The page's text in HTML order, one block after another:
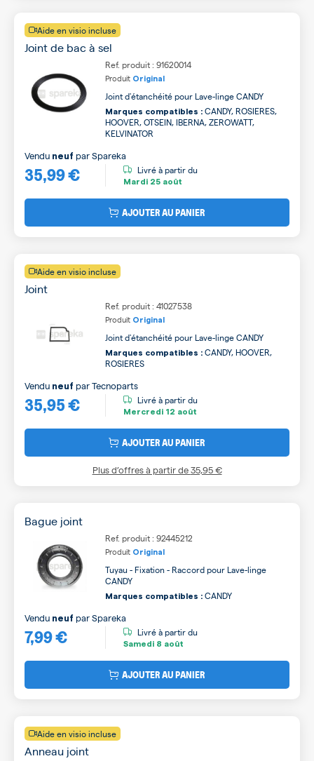
Aide en visio incluse
Joint de bac à sel
Ref. produit : 91620014
Produit Original
Joint d'étanchéité pour Lave-linge CANDY
Marques compatibles : CANDY, ROSIERES,
HOOVER, OTSEIN, IBERNA, ZEROWATT,
KELVINATOR
35,99 €
Vendu neuf parSpareka
Livré à partir du
Mardi 25 août
AJOUTER AU PANIER
Aide en visio incluse
Joint
Ref. produit : 41027538
Produit Original
Joint d'étanchéité pour Lave-linge CANDY
Marques compatibles : CANDY, HOOVER,
ROSIERES
35,95 €
Vendu neuf parTecnoparts
Livré à partir du
Mercredi 12 août
AJOUTER AU PANIER
Plus d’offres à partir de35,95 €
Bague joint
Ref. produit : 92445212
Produit Original
Tuyau - Fixation - Raccord pour Lave-linge
CANDY
Marques compatibles : CANDY
7,99 €
Vendu neuf parSpareka
Livré à partir du
Samedi 8 août
AJOUTER AU PANIER
Aide en visio incluse
Anneau joint